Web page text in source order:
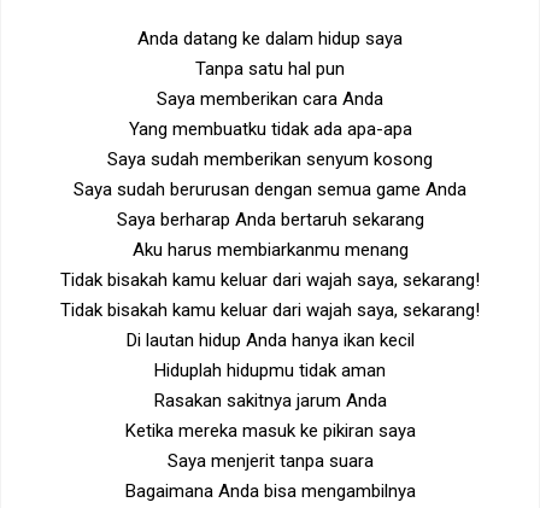
Anda datang ke dalam hidup saya
Tanpa satu hal pun
Saya memberikan cara Anda
Yang membuatku tidak ada apa-apa
Saya sudah memberikan senyum kosong
Saya sudah berurusan dengan semua game Anda
Saya berharap Anda bertaruh sekarang
Aku harus membiarkanmu menang
Tidak bisakah kamu keluar dari wajah saya, sekarang!
Tidak bisakah kamu keluar dari wajah saya, sekarang!
Di lautan hidup Anda hanya ikan kecil
Hiduplah hidupmu tidak aman
Rasakan sakitnya jarum Anda
Ketika mereka masuk ke pikiran saya
Saya menjerit tanpa suara
Bagaimana Anda bisa mengambilnya